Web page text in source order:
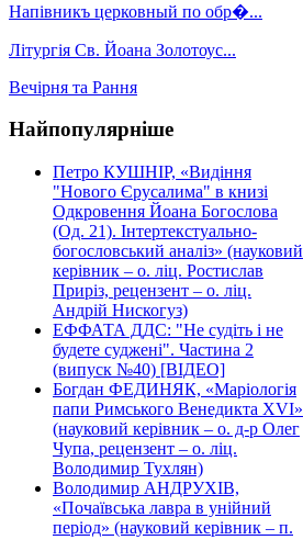
Напівникъ церковный по обр�...
Літургія Св. Йоана Золотоус...
Вечірня та Рання
Найпопулярніше
Петро КУШНІР, «Видіння
"Нового Єрусалима" в книзі
Одкровення Йоана Богослова
(Од. 21). Інтертекстуально-
богословський аналіз» (науковий
керівник – о. ліц. Ростислав
Приріз, рецензент – о. ліц.
Андрій Нискогуз)
ЕФФАТА ДДС: "Не судіть і не
будете суджені". Частина 2
(випуск №40) [ВІДЕО]
Богдан ФЕДИНЯК, «Маріологія
папи Римського Венедикта XVI»
(науковий керівник – о. д-р Олег
Чупа, рецензент – о. ліц.
Володимир Тухлян)
Володимир АНДРУХІВ,
«Почаївська лавра в унійний
період» (науковий керівник – п.